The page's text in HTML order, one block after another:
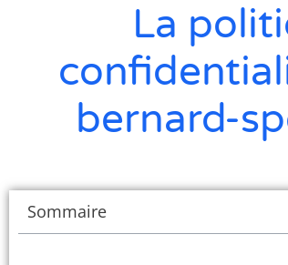
La
bernard-
Sommaire